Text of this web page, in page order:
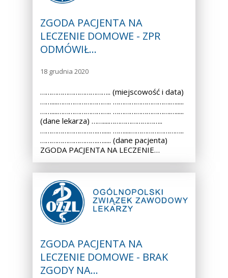
ZGODA PACJENTA NA
LECZENIE DOMOWE - ZPR
ODMÓWIŁ…
18 grudnia 2020
……………………………….. (miejscowość i data)
……....……………………….. ………………………….….....
……....……………………….. ………………………….….....
(dane lekarza) ……....………………………..
………………………….…..... ……....………………………..
………………………….…..... (dane pacjenta)
ZGODA PACJENTA NA LECZENIE…
ZGODA PACJENTA NA
LECZENIE DOMOWE - BRAK
ZGODY NA…